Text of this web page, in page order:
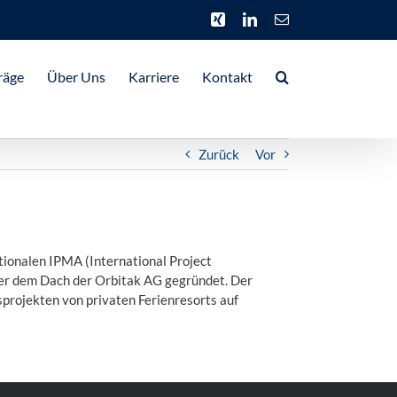
Xing LinkedIn
E-
Über Uns Karriere Kontakt
Zurück Vor
IPMA (International Project
dem Dach der Orbitak AG gegründet. Der
von privaten Ferienresorts auf